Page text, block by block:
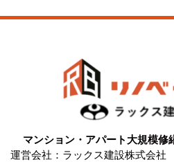
マンション・アパート大規模
運営会社：ラックス建設株式会社